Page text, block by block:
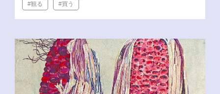
#観る #買う